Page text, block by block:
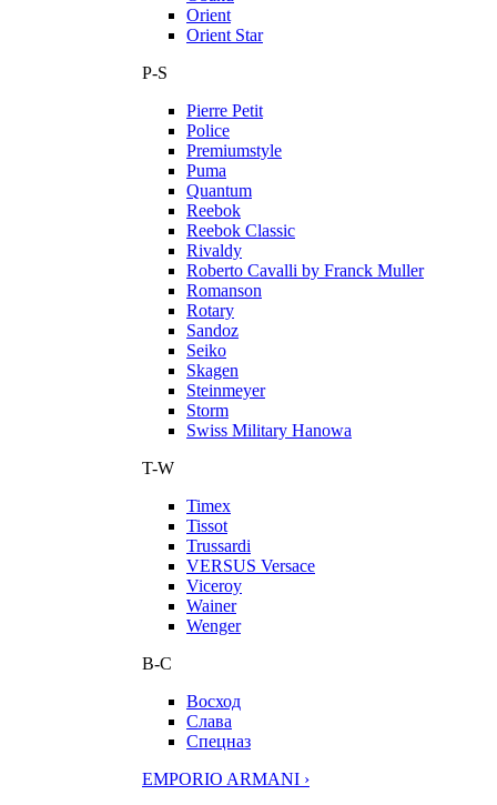
Orient
Orient Star
P-S
Pierre Petit
Police
Premiumstyle
Puma
Quantum
Reebok
Reebok Classic
Rivaldy
Roberto Cavalli by Franck Muller
Romanson
Rotary
Sandoz
Seiko
Skagen
Steinmeyer
Storm
Swiss Military Hanowa
T-W
Timex
Tissot
Trussardi
VERSUS Versace
Viceroy
Wainer
Wenger
В-С
Восход
Слава
Спецназ
EMPORIO ARMANI ›